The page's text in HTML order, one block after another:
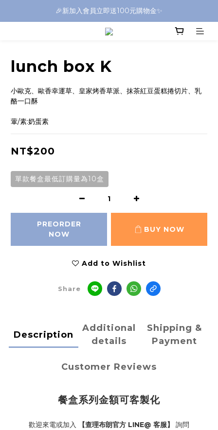
🎉新加入會員立即送100元購物金✨
lunch box K
小歐克、歐香幸運草、皇家烤香草派、抹茶紅豆蛋糕捲切片、乳
酪一口酥
葷/素:奶蛋素
NT$200
單款餐盒最低訂購量為10盒
PREORDER
NOW
BUY NOW
Add to Wishlist
Share
Description
Additional
details
Shipping &
Payment
Customer Reviews
餐盒系列金額可客製化
歡迎來電或加入 【查理布朗官方 LINE@ 客服】 詢問